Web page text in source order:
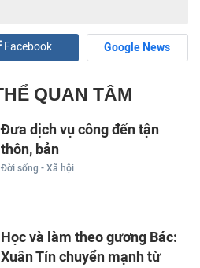
Facebook Google News
QUAN TÂM
Đưa dịch vụ công đến tận
thôn, bản
Đời sống - Xã hội
Học và làm theo gương Bác:
Xuân Tín chuyển mạnh từ